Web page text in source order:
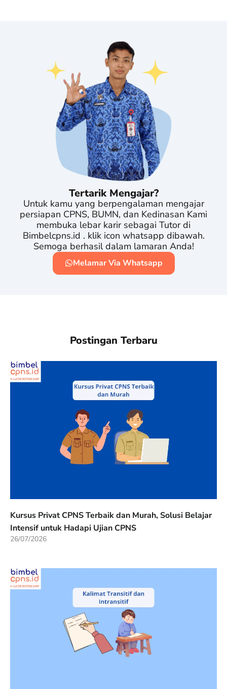
Tertarik Mengajar?
Untuk kamu yang berpengalaman mengajar
persiapan CPNS, BUMN, dan Kedinasan Kami
membuka lebar karir sebagai Tutor di
Bimbelcpns.id . klik icon whatsapp dibawah.
Semoga berhasil dalam lamaran Anda!
Melamar Via Whatsapp
Postingan Terbaru
Kursus Privat CPNS Terbaik dan Murah, Solusi Belajar
Intensif untuk Hadapi Ujian CPNS
26/07/2026